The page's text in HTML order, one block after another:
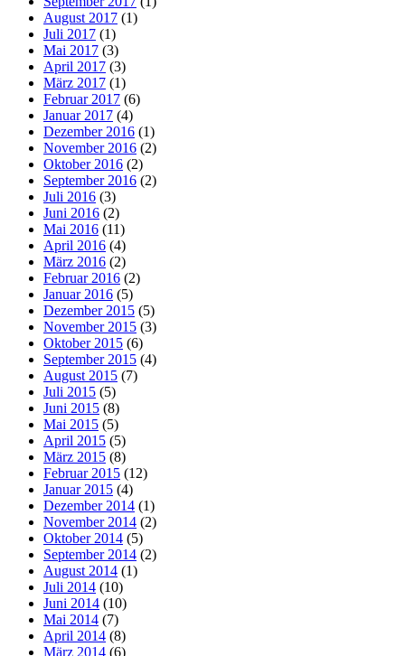
August 2017 (1)
Juli 2017 (1)
Mai 2017 (3)
April 2017 (3)
März 2017 (1)
Februar 2017 (6)
Januar 2017 (4)
Dezember 2016 (1)
November 2016 (2)
Oktober 2016 (2)
September 2016 (2)
Juli 2016 (3)
Juni 2016 (2)
Mai 2016 (11)
April 2016 (4)
März 2016 (2)
Februar 2016 (2)
Januar 2016 (5)
Dezember 2015 (5)
November 2015 (3)
Oktober 2015 (6)
September 2015 (4)
August 2015 (7)
Juli 2015 (5)
Juni 2015 (8)
Mai 2015 (5)
April 2015 (5)
März 2015 (8)
Februar 2015 (12)
Januar 2015 (4)
Dezember 2014 (1)
November 2014 (2)
Oktober 2014 (5)
September 2014 (2)
August 2014 (1)
Juli 2014 (10)
Juni 2014 (10)
Mai 2014 (7)
April 2014 (8)
März 2014 (6)